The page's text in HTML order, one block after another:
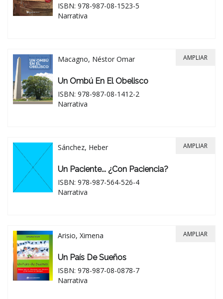
ISBN: 978-987-08-1523-5
Narrativa
Macagno, Néstor Omar
Un Ombú En El Obelisco
ISBN: 978-987-08-1412-2
Narrativa
AMPLIAR
Sánchez, Heber
Un Paciente... ¿con Paciencia?
ISBN: 978-987-564-526-4
Narrativa
AMPLIAR
Arisio, Ximena
Un País De Sueños
ISBN: 978-987-08-0878-7
Narrativa
AMPLIAR